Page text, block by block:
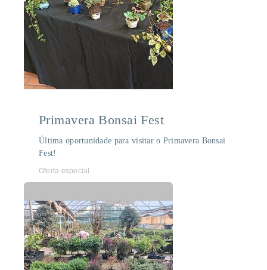
Primavera Bonsai Fest
Última oportunidade para visitar o Primavera Bonsai
Fest!
Oferta especial.